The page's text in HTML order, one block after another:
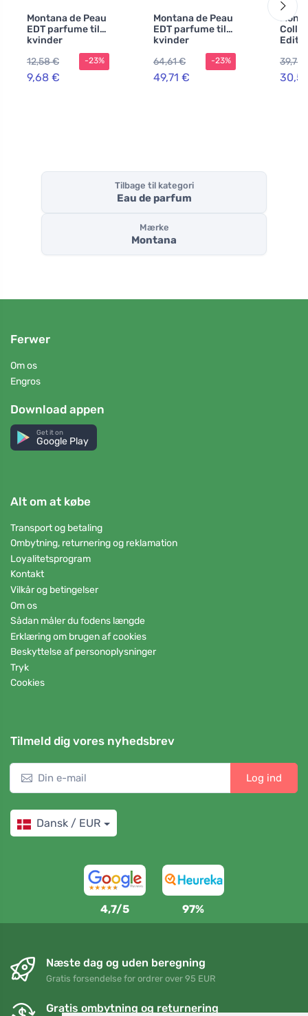
Montana de Peau
EDT parfume til
kvinder
12,58 €
9,68 €
-23%
Montana de Peau
EDT parfume til
kvinder
64,61 €
49,71 €
-23% 39,78
Tilbage til kategori
Eau de parfum
Mærke
Montana
Ferwer
Om os
Engros
Download appen
Get it on
Google Play
Alt om at købe
Transport og betaling
Ombytning, returnering og reklamation
Loyalitetsprogram
Kontakt
Vilkår og betingelser
Om os
Sådan måler du fodens længde
Erklæring om brugen af cookies
Beskyttelse af personoplysninger
Tryk
Cookies
Tilmeld dig vores nyhedsbrev
Log ind
Dansk / EUR
4,7/5 97%
Næste dag og uden beregning
Gratis forsendelse for ordrer over 95 EUR
Gratis ombytning og returnering